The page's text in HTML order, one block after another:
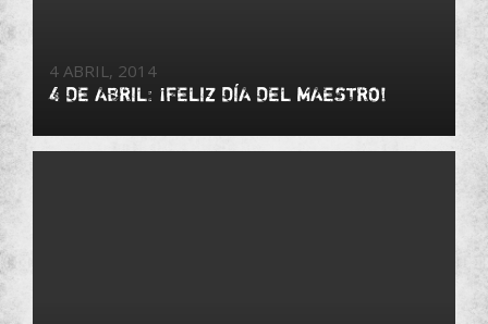
4 ABRIL, 2014
4 DE ABRIL: ¡FELIZ DÍA DEL MAESTRO!